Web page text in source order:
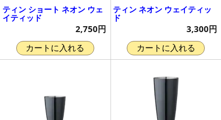
ティン ショート ネオン ウェ
イティッド
2,750円
カートに入れる
ティン ネオン ウェイティッ
ド
3,300円
カートに入れる